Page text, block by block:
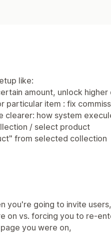
like:
amount, unlock higher
particular item : fix
clearer: how system
/ select product
from selected collection
you're going to invite
on vs. forcing you to re-
you were on,